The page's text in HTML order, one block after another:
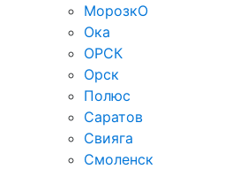
МорозкО
Ока
ОРСК
Орск
Полюс
Саратов
Свияга
Смоленск